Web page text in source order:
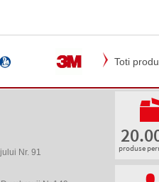
Toti
Nr. 91 produse